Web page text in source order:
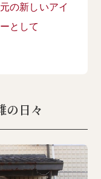
の新しいアイ
として
の日々